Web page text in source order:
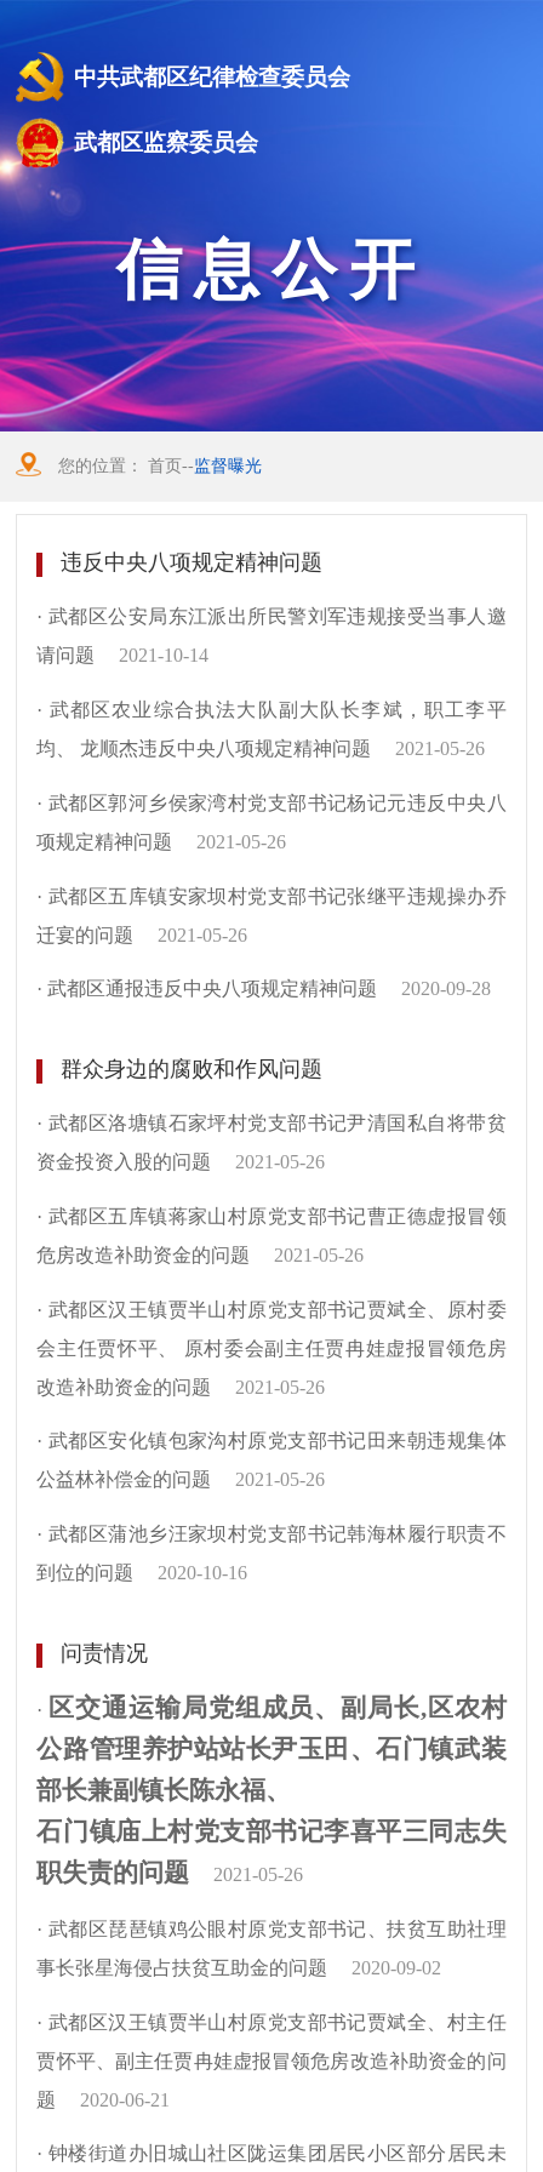
中共武都区纪律检查委员会
武都区监察委员会
信息公开
您的位置：首页--监督曝光
违反中央八项规定精神问题
· 武都区公安局东江派出所民警刘军违规接受当事人邀
请问题
2021-10-14
· 武都区农业综合执法大队副大队长李斌，职工李平
均、 龙顺杰违反中央八项规定精神问题
2021-05-26
· 武都区郭河乡侯家湾村党支部书记杨记元违反中央八
项规定精神问题
2021-05-26
· 武都区五库镇安家坝村党支部书记张继平违规操办乔
迁宴的问题
2021-05-26
· 武都区通报违反中央八项规定精神问题 2020-09-28
群众身边的腐败和作风问题
· 武都区洛塘镇石家坪村党支部书记尹清国私自将带贫
资金投资入股的问题
2021-05-26
· 武都区五库镇蒋家山村原党支部书记曹正德虚报冒领
危房改造补助资金的问题
2021-05-26
· 武都区汉王镇贾半山村原党支部书记贾斌全、原村委
会主任贾怀平、 原村委会副主任贾冉娃虚报冒领危房
改造补助资金的问题
2021-05-26
· 武都区安化镇包家沟村原党支部书记田来朝违规集体
公益林补偿金的问题
2021-05-26
· 武都区蒲池乡汪家坝村党支部书记韩海林履行职责不
到位的问题
2020-10-16
问责情况
· 区交通运输局党组成员、副局长,区农村
公路管理养护站站长尹玉田、石门镇武装
部长兼副镇长陈永福、
石门镇庙上村党支部书记李喜平三同志失
职失责的问题
2021-05-26
· 武都区琵琶镇鸡公眼村原党支部书记、扶贫互助社理
事长张星海侵占扶贫互助金的问题
2020-09-02
· 武都区汉王镇贾半山村原党支部书记贾斌全、村主任
贾怀平、副主任贾冉娃虚报冒领危房改造补助资金的问
题
2020-06-21
· 钟楼街道办旧城山社区陇运集团居民小区部分居民未